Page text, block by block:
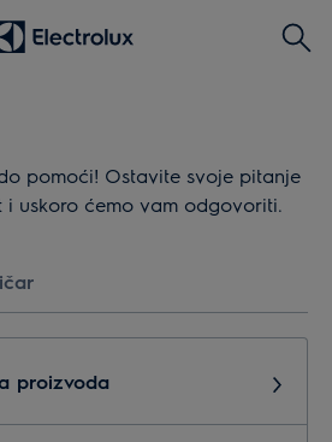
Traži
pomoći! Ostavite svoje pitanje
uskoro ćemo vam odgovoriti.
proizvoda